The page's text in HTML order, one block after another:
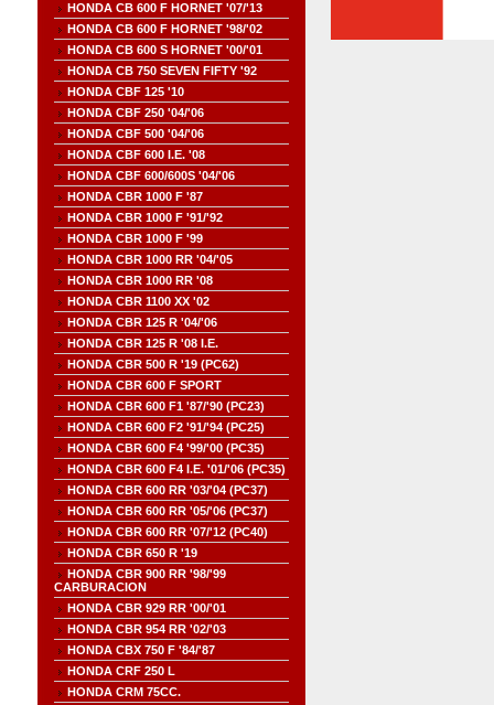
HONDA CB 600 F HORNET '07/'13
HONDA CB 600 F HORNET '98/'02
HONDA CB 600 S HORNET '00/'01
HONDA CB 750 SEVEN FIFTY '92
HONDA CBF 125 '10
HONDA CBF 250 '04/'06
HONDA CBF 500 '04/'06
HONDA CBF 600 I.E. '08
HONDA CBF 600/600S '04/'06
HONDA CBR 1000 F '87
HONDA CBR 1000 F '91/'92
HONDA CBR 1000 F '99
HONDA CBR 1000 RR '04/'05
HONDA CBR 1000 RR '08
HONDA CBR 1100 XX '02
HONDA CBR 125 R '04/'06
HONDA CBR 125 R '08 I.E.
HONDA CBR 500 R '19 (PC62)
HONDA CBR 600 F SPORT
HONDA CBR 600 F1 '87/'90 (PC23)
HONDA CBR 600 F2 '91/'94 (PC25)
HONDA CBR 600 F4 '99/'00 (PC35)
HONDA CBR 600 F4 I.E. '01/'06 (PC35)
HONDA CBR 600 RR '03/'04 (PC37)
HONDA CBR 600 RR '05/'06 (PC37)
HONDA CBR 600 RR '07/'12 (PC40)
HONDA CBR 650 R '19
HONDA CBR 900 RR '98/'99
CARBURACION
HONDA CBR 929 RR '00/'01
HONDA CBR 954 RR '02/'03
HONDA CBX 750 F '84/'87
HONDA CRF 250 L
HONDA CRM 75CC.